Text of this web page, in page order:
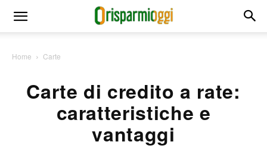
Home Carte
Carte di credito a rate:
caratteristiche e
vantaggi